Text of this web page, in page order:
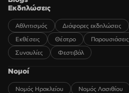
Εκδηλώσεις
Αθλητισμός Διάφορες εκδηλώσεις
Εκθέσεις
Θέατρο Παρουσιάσεις
Συναυλίες
Φεστιβάλ
Νομοί
Νομός Ηρακλείου Νομός Λασιθίου